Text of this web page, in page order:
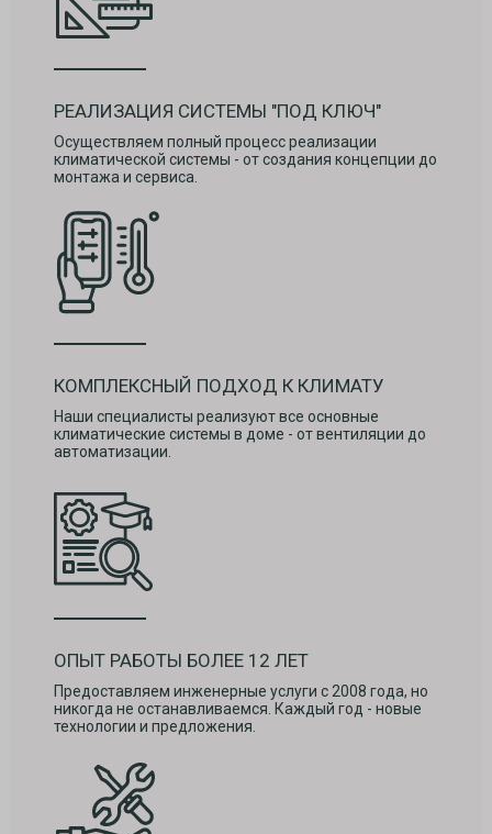
РЕАЛИЗАЦИЯ СИСТЕМЫ "ПОД КЛЮЧ"
Осуществляем полный процесс реализации
климатической системы - от создания концепции до
монтажа и сервиса.
КОМПЛЕКСНЫЙ ПОДХОД К КЛИМАТУ
Наши специалисты реализуют все основные
климатические системы в доме - от вентиляции до
автоматизации.
ОПЫТ РАБОТЫ БОЛЕЕ 12 ЛЕТ
Предоставляем инженерные услуги с 2008 года, но
никогда не останавливаемся. Каждый год - новые
технологии и предложения.